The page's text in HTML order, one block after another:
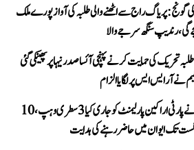
گونج: پریاگ راج سے اٹھنے والی طلبہ کی آواز پورے ملک
گی، رندیپ سنگھ سرجے والا
تحریک کی حمایت کرنے پہنچی آئسا صدر نیہا پر پھینکی گئی
نے آر ایس ایس پر لگایا الزام
کانگریس نے پارٹی اراکین پارلیمنٹ کو جاری کیا 3 سطری وہپ، 10